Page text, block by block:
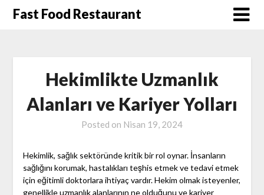
SkipFast Food Restaurant
Hekimlikte Uzmanlık
Alanları ve Kariyer Yolları
Posted on Nisan 19, 2024
Hekimlik, sağlık sektöründe kritik bir rol oynar. İnsanların
sağlığını korumak, hastalıkları teşhis etmek ve tedavi etmek
için eğitimli doktorlara ihtiyaç vardır. Hekim olmak isteyenler,
genellikle uzmanlık alanlarının ne olduğunu ve kariyer